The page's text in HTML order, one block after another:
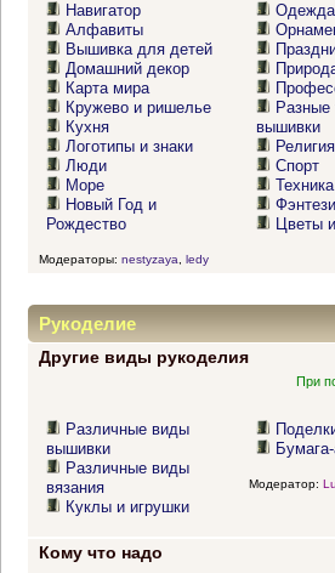
Навигатор
Алфавиты
Вышивка для детей
Домашний декор
Карта мира
Кружево и ришелье
Кухня
Логотипы и знаки
Люди
Море
Новый Год и
Рождество
Одежда
Разные
вышивки
Религия
Спорт
Фэнтези
Цветы
Модераторы: nestyzaya ledy
Рукоделие
Другие виды рукоделия
При
Различные виды
вышивки
Различные виды
вязания
Куклы и игрушки
Модератор:
Кому что надо